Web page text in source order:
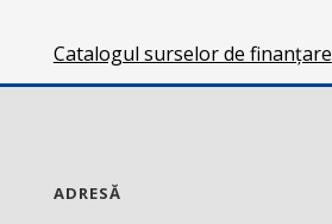
Catalogul surselor de finanțare
ADRESĂ